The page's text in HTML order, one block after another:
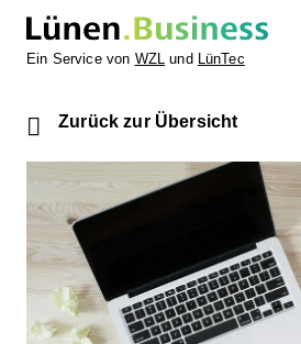
Ein Service von WZL und LünTec
Zurück zur Übersicht